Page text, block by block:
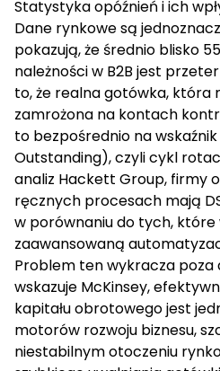
Statystyka opóźnień i ich
Dane rynkowe są
pokazują, że średnio blisko
należności w B2B jest
to, że realna gotówka, która
zamrożona na kontach
to bezpośrednio na wskaźnik
Outstanding), czyli cykl
analiz Hackett Group, firmy
ręcznych procesach mają
w porównaniu do tych, które
zaawansowaną
Problem ten wykracza poza
wskazuje McKinsey,
kapitału obrotowego jest
motorów rozwoju biznesu,
niestabilnym otoczeniu